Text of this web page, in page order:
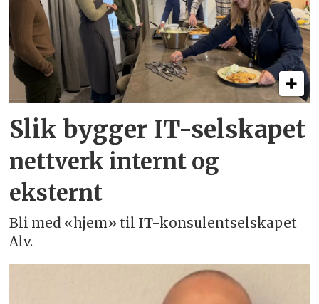
Slik bygger IT-selskapet
nettverk internt og
eksternt
Bli med «hjem» til IT-konsulentselskapet
Alv.